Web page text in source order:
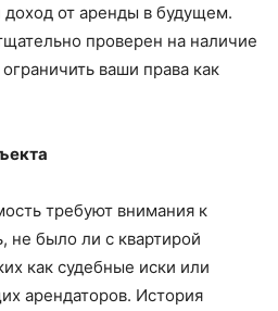
от аренды в будущем.
проверен на наличие
ваши права как
требуют внимания к
не было ли с квартирой
как судебные иски или
арендаторов. История